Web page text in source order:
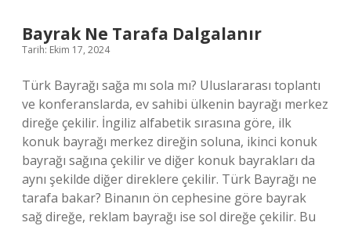
Bayrak Ne Tarafa Dalgalanır
Tarih: Ekim 17, 2024
Türk Bayrağı sağa mı sola mı? Uluslararası toplantı
ve konferanslarda, ev sahibi ülkenin bayrağı merkez
direğe çekilir. İngiliz alfabetik sırasına göre, ilk
konuk bayrağı merkez direğin soluna, ikinci konuk
bayrağı sağına çekilir ve diğer konuk bayrakları da
aynı şekilde diğer direklere çekilir. Türk Bayrağı ne
tarafa bakar? Binanın ön cephesine göre bayrak
sağ direğe, reklam bayrağı ise sol direğe çekilir. Bu